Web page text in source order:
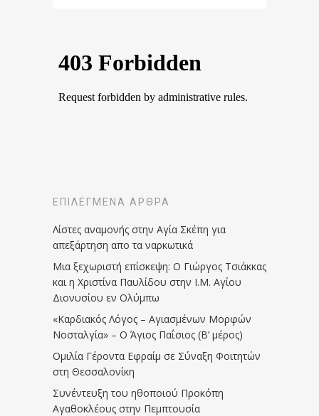
ΕΠΙΛΕΓΜΈΝΑ ΆΡΘΡΑ
Λίστες αναμονής στην Αγία Σκέπη για
απεξάρτηση απο τα ναρκωτικά
Μια ξεχωριστή επίσκεψη: Ο Γιώργος Τσιάκκας
και η Χριστίνα Παυλίδου στην Ι.Μ. Αγίου
Διονυσίου εν Ολύμπω
«Καρδιακός Λόγος – Αγιασμένων Μορφών
Νοσταλγία» – Ο Άγιος Παΐσιος (Β’ μέρος)
Ομιλία Γέροντα Εφραίμ σε Σύναξη Φοιτητών
στη Θεσσαλονίκη
Συνέντευξη του ηθοποιού Προκόπη
Αγαθοκλέους στην Πεμπτουσία